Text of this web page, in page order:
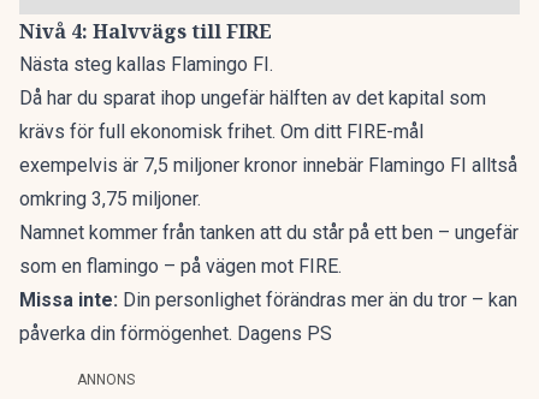
Nivå 4: Halvvägs till FIRE
Nästa steg kallas Flamingo FI.
Då har du sparat ihop ungefär hälften av det kapital som
krävs för full ekonomisk frihet. Om ditt FIRE-mål
exempelvis är 7,5 miljoner kronor innebär Flamingo FI alltså
omkring 3,75 miljoner.
Namnet kommer från tanken att du står på ett ben – ungefär
som en flamingo – på vägen mot FIRE.
Missa inte: Din personlighet förändras mer än du tror – kan
påverka din förmögenhet. Dagens PS
ANNONS